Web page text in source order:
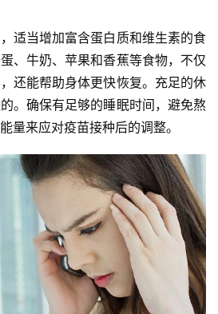
适当增加富含蛋白质和维生素的食
、牛奶、苹果和香蕉等食物，不仅
还能帮助身体更快恢复。充足的休
。确保有足够的睡眠时间，避免熬
量来应对疫苗接种后的调整。